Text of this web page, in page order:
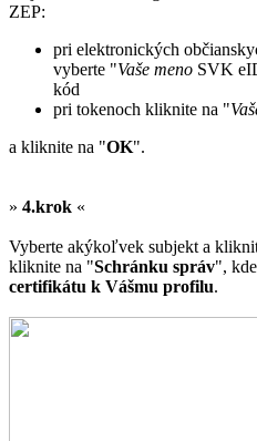
ZEP:
pri elektronických
vyberte "Vaše meno SVK
kód
pri tokenoch kliknite na "
a kliknite na "OK".
» 4.krok «
Vyberte akýkoľvek subjekt a
kliknite na "Schránku správ",
certifikátu k Vášmu profilu.